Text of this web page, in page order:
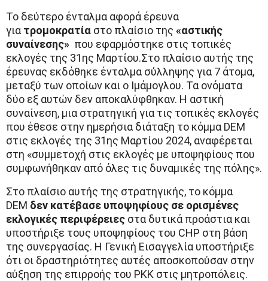
Το δεύτερο ένταλμα αφορά έρευνα
για τρομοκρατία στο πλαίσιο της «αστικής
συναίνεσης» που εφαρμόστηκε στις τοπικές
εκλογές της 31ης Μαρτίου.Στο πλαίσιο αυτής της
έρευνας εκδόθηκε ένταλμα σύλληψης για 7 άτομα,
μεταξύ των οποίων και ο Ιμάμογλου. Τα ονόματα
δύο εξ αυτών δεν αποκαλύφθηκαν. Η αστική
συναίνεση, μια στρατηγική για τις τοπικές εκλογές
που έθεσε στην ημερήσια διάταξη το κόμμα DEM
στις εκλογές της 31ης Μαρτίου 2024, αναφέρεται
στη «συμμετοχή στις εκλογές με υποψηφίους που
συμφωνήθηκαν από όλες τις δυναμικές της πόλης».
Στο πλαίσιο αυτής της στρατηγικής, το κόμμα
DEM δεν κατέβασε υποψηφίους σε ορισμένες
εκλογικές περιφέρειες στα δυτικά προάστια και
υποστήριξε τους υποψηφίους του CHP στη βάση
της συνεργασίας. Η Γενική Εισαγγελία υποστήριξε
ότι οι δραστηριότητες αυτές αποσκοπούσαν στην
αύξηση της επιρροής του PKK στις μητροπόλεις.